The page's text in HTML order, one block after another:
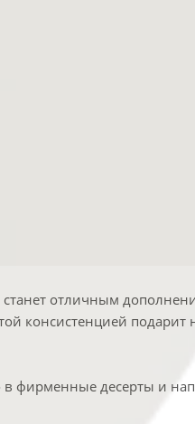
отличным
консистенцией
фирменные десерты и